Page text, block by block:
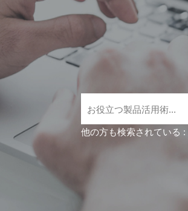
他の方も検索されている :